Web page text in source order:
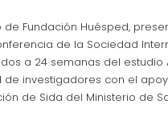
de Fundación Huésped,
de la Sociedad
a 24 semanas del estudio
de investigadores con el
de Sida del Ministerio de